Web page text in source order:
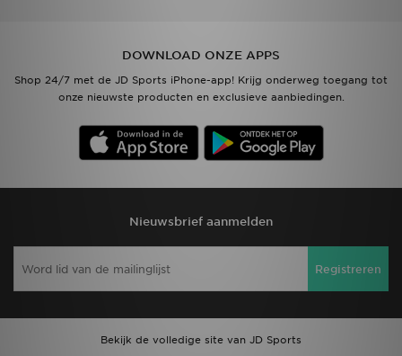
DOWNLOAD ONZE APPS
Shop 24/7 met de JD Sports iPhone-app! Krijg onderweg toegang tot
onze nieuwste producten en exclusieve aanbiedingen.
Nieuwsbrief aanmelden
Registreren
Bekijk de volledige site van JD Sports